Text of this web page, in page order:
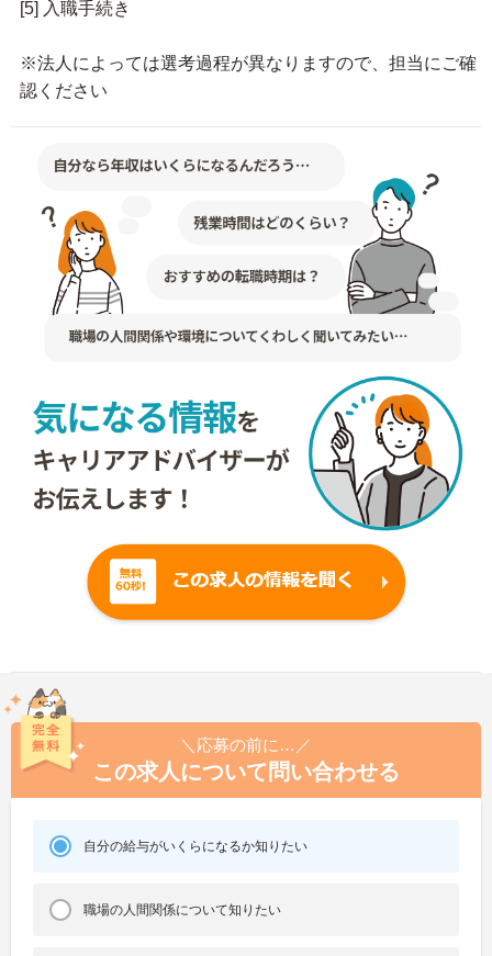
[5] 入職手続き
※法人によっては選考過程が異なりますので、担当にご確
認ください
＼応募の前に…／
この求人について問い合わせる
自分の給与がいくらになるか知りたい
職場の人間関係について知りたい